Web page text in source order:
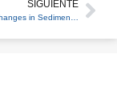
SIGUIENTE